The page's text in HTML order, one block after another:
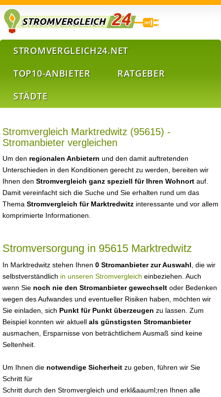
STROMVERGLEICH24.NET
TOP10-ANBIETER
RATGEBER
STÄDTE
Stromvergleich Marktredwitz (95615) -
Stromanbieter vergleichen
Um den regionalen Anbietern und den damit auftretenden
Unterschieden in den Konditionen gerecht zu werden, bereiten wir
Ihnen den Stromvergleich ganz speziell für Ihren Wohnort auf.
Damit vereinfacht sich die Suche und Sie erhalten rund um das
Thema Stromvergleich für Marktredwitz interessante und vor allem
komprimierte Informationen.
Stromversorgung in 95615 Marktredwitz
In Marktredwitz stehen Ihnen 0 Stromanbieter zur Auswahl , die wir
selbstverständlich in unseren Stromvergleich einbeziehen. Auch
wenn Sie noch nie den Stromanbieter gewechselt oder Bedenken
wegen des Aufwandes und eventueller Risiken haben, möchten wir
Sie einladen, sich Punkt für Punkt überzeugen zu lassen. Zum
Beispiel konnten wir aktuell als günstigsten Stromanbieter
ausmachen, Ersparnisse von beträchtlichem Ausmaß sind keine
Seltenheit.
Um Ihnen die notwendige Sicherheit zu geben, führen wir Sie
Schritt für
Schritt durch den Stromvergleich und erkl&aauml;ren Ihnen alle